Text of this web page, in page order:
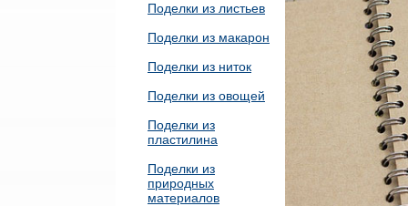
Поделки из листьев
Поделки из макарон
Поделки из ниток
Поделки из овощей
Поделки из
пластилина
Поделки из
природных
материалов